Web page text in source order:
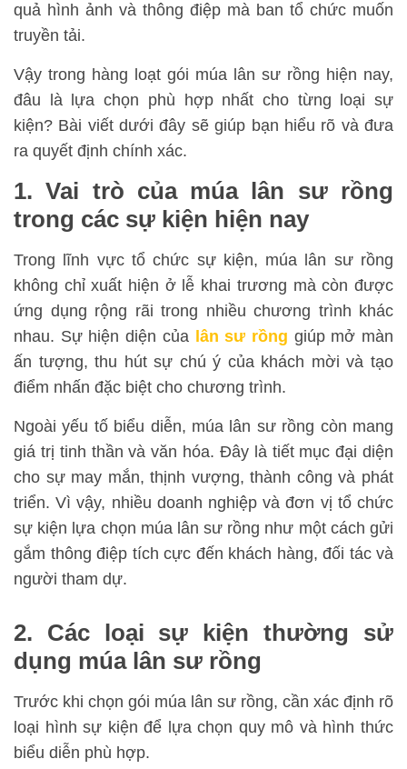
quả hình ảnh và thông điệp mà ban tổ chức muốn
truyền tải.
Vậy trong hàng loạt gói múa lân sư rồng hiện nay,
đâu là lựa chọn phù hợp nhất cho từng loại sự
kiện? Bài viết dưới đây sẽ giúp bạn hiểu rõ và đưa
ra quyết định chính xác.
1. Vai trò của múa lân sư rồng
trong các sự kiện hiện nay
Trong lĩnh vực tổ chức sự kiện, múa lân sư rồng
không chỉ xuất hiện ở lễ khai trương mà còn được
ứng dụng rộng rãi trong nhiều chương trình khác
nhau. Sự hiện diện của lân sư rồng giúp mở màn
ấn tượng, thu hút sự chú ý của khách mời và tạo
điểm nhấn đặc biệt cho chương trình.
Ngoài yếu tố biểu diễn, múa lân sư rồng còn mang
giá trị tinh thần và văn hóa. Đây là tiết mục đại diện
cho sự may mắn, thịnh vượng, thành công và phát
triển. Vì vậy, nhiều doanh nghiệp và đơn vị tổ chức
sự kiện lựa chọn múa lân sư rồng như một cách gửi
gắm thông điệp tích cực đến khách hàng, đối tác và
người tham dự.
2. Các loại sự kiện thường sử
dụng múa lân sư rồng
Trước khi chọn gói múa lân sư rồng, cần xác định rõ
loại hình sự kiện để lựa chọn quy mô và hình thức
biểu diễn phù hợp.